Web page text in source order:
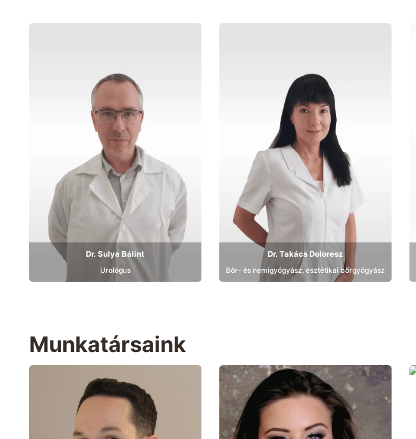
Dr. Sulya Bálint
Urológus
Dr. Takács Doloresz
Bőr- és nemigyógyász, esztétikai bőrgyógyász
Munkatársaink
Bemutatkozás